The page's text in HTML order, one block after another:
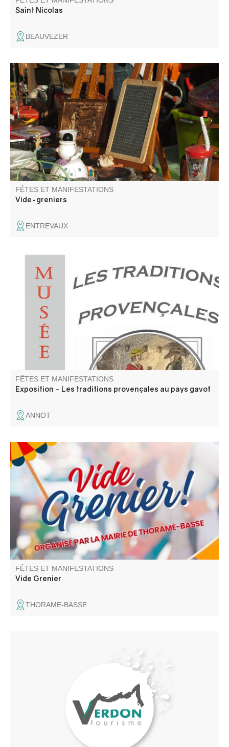
Saint Nicolas
BEAUVEZER
La garde entrevalaise organise un vide-grenier à
l'intérieur du vieux village.
FÊTES ET MANIFESTATIONS
Vide-greniers
ENTREVAUX
Annot est situé en pays gavot. Nous vous proposons donc
de découvrir les richesses et les particularités de ce
territoire montagnard, à travers sa langue et ses
traditions.
FÊTES ET MANIFESTATIONS
Exposition - Les traditions provençales au pays gavot
ANNOT
Venez chiner dans les rues et places du village. Jouets,
objets de décoration, livres, vêtements
FÊTES ET MANIFESTATIONS
Vide Grenier
THORAME-BASSE
(Tsiganes, mongols, Touaregs…) animé par trois cheffes